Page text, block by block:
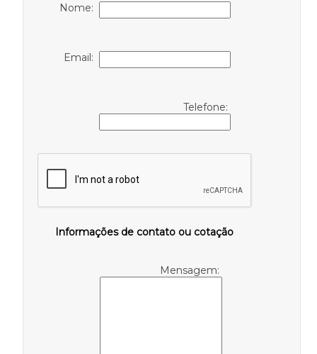
Nome:
Email:
Telefone:
Informações de contato ou cotação
Mensagem: